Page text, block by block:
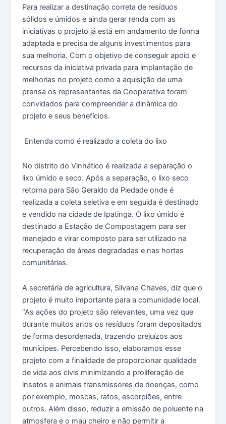
Para realizar a destinação correta de resíduos
sólidos e úmidos e ainda gerar renda com as
iniciativas o projeto já está em andamento de forma
adaptada e precisa de alguns investimentos para
sua melhoria. Com o objetivo de conseguir apoio e
recursos da iniciativa privada para implantação de
melhorias no projeto como a aquisição de uma
prensa os representantes da Cooperativa foram
convidados para compreender a dinâmica do
projeto e seus benefícios.
Entenda como é realizado a coleta do lixo
No distrito do Vinhático é realizada a separação o
lixo úmido e seco. Após a separação, o lixo seco
retorna para São Geraldo da Piedade onde é
realizada a coleta seletiva e em seguida é destinado
e vendido na cidade de Ipatinga. O lixo úmido é
destinado a Estação de Compostagem para ser
manejado e virar composto para ser utilizado na
recuperação de áreas degradadas e nas hortas
comunitárias.
A secretária de agricultura, Silvana Chaves, diz que o
projeto é muito importante para a comunidade local.
“As ações do projeto são relevantes, uma vez que
durante muitos anos os resíduos foram depositados
de forma desordenada, trazendo prejuízos aos
munícipes. Percebendo isso, elaboramos esse
projeto com a finalidade de proporcionar qualidade
de vida aos civis minimizando a proliferação de
insetos e animais transmissores de doenças, como
por exemplo, moscas, ratos, escorpiões, entre
outros. Além disso, reduzir a emissão de poluente na
atmosfera e o mau cheiro e não permitir a